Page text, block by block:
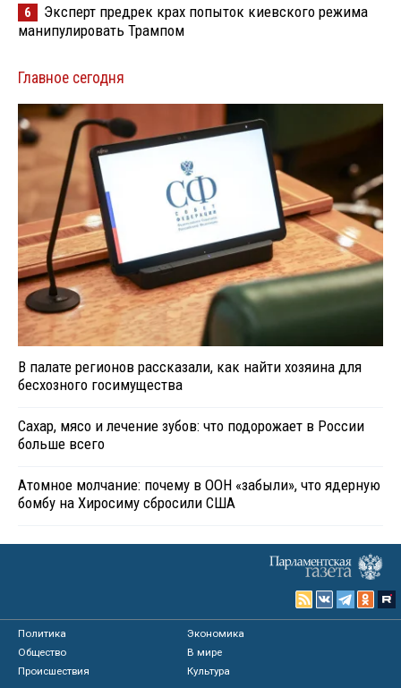
6
Эксперт предрек крах попыток киевского режима
манипулировать Трампом
Главное сегодня
В палате регионов рассказали, как найти хозяина для
бесхозного госимущества
Сахар, мясо и лечение зубов: что подорожает в России
больше всего
Атомное молчание: почему в ООН «забыли», что ядерную
бомбу на Хиросиму сбросили США
Политика
Экономика
Общество
В мире
Происшествия
Культура